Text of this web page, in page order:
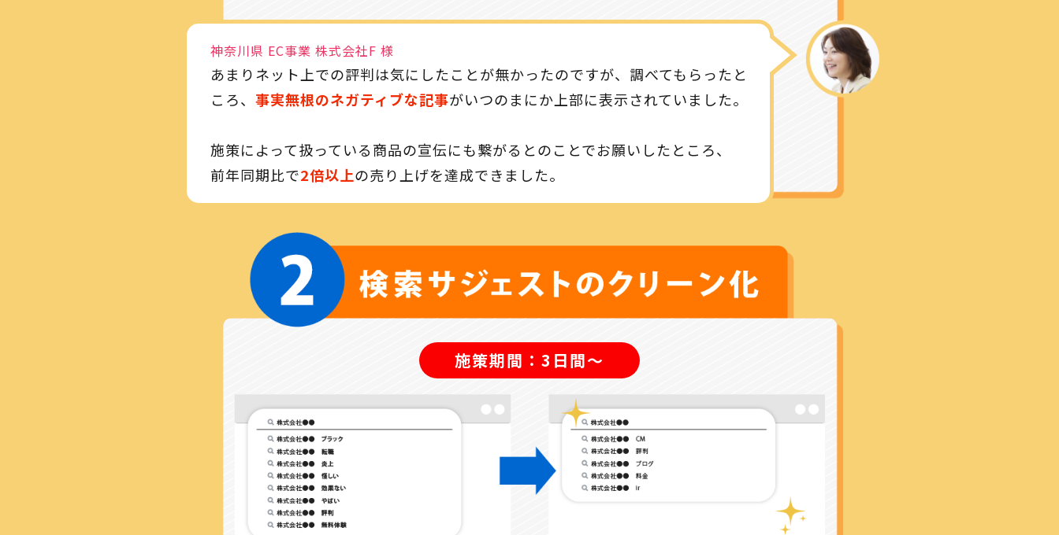
神奈川県 EC事業 株式会社F 様
あまりネット上での評判は気にしたことが無かったのですが、調べてもらったと
ころ、 事実無根のネガティブな記事がいつのまにか上部に表示されていました。
施策によって扱っている商品の宣伝にも繋がるとのことでお願いしたところ、
前年同期比で2倍以上の売り上げを達成できました。
施策期間：3日間〜